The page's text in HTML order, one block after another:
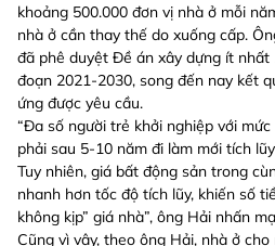
khoảng 500.000 đơn vị nhà ở mỗi
nhà ở cần thay thế do xuống cấp.
đã phê duyệt Đề án xây dựng ít
đoạn 2021-2030, song đến nay kết
ứng được yêu cầu.
“Đa số người trẻ khởi nghiệp với
phải sau 5-10 năm đi làm mới tích
Tuy nhiên, giá bất động sản trong
nhanh hơn tốc độ tích lũy, khiến số
không kịp” giá nhà”, ông Hải nhấn
Cũng vì vậy, theo ông Hải, nhà ở